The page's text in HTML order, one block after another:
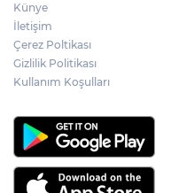
Künye
İletişim
Çerez Poltikası
Gizlilik Politikası
Kullanım Koşulları